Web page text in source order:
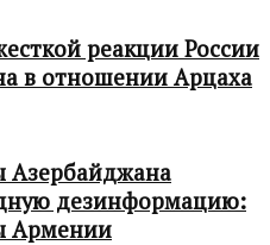
реакции России
в отношении Арцаха
Азербайджана
дезинформацию:
Армении